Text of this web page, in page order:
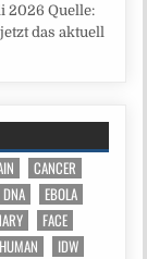
2026 Quelle:
das aktuell
CANCER
DNA
EBOLA
FACE
HUMAN
IDW